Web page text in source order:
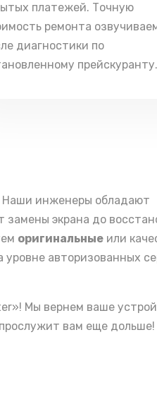
платежей. Точную
ремонта
диагностики по
прейскуранту.
Наши инженеры обладают
экрана до
оригинальные или
уровне авторизованных
Мы вернем ваше
вам еще дольше!